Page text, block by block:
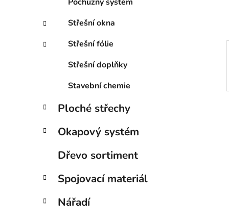
a
e
Střešní okna
Střešní fólie
Střešní doplňky
Stavební chemie
Ploché střechy
Okapový systém
Dřevo sortiment
Spojovací materiál
Nářadí